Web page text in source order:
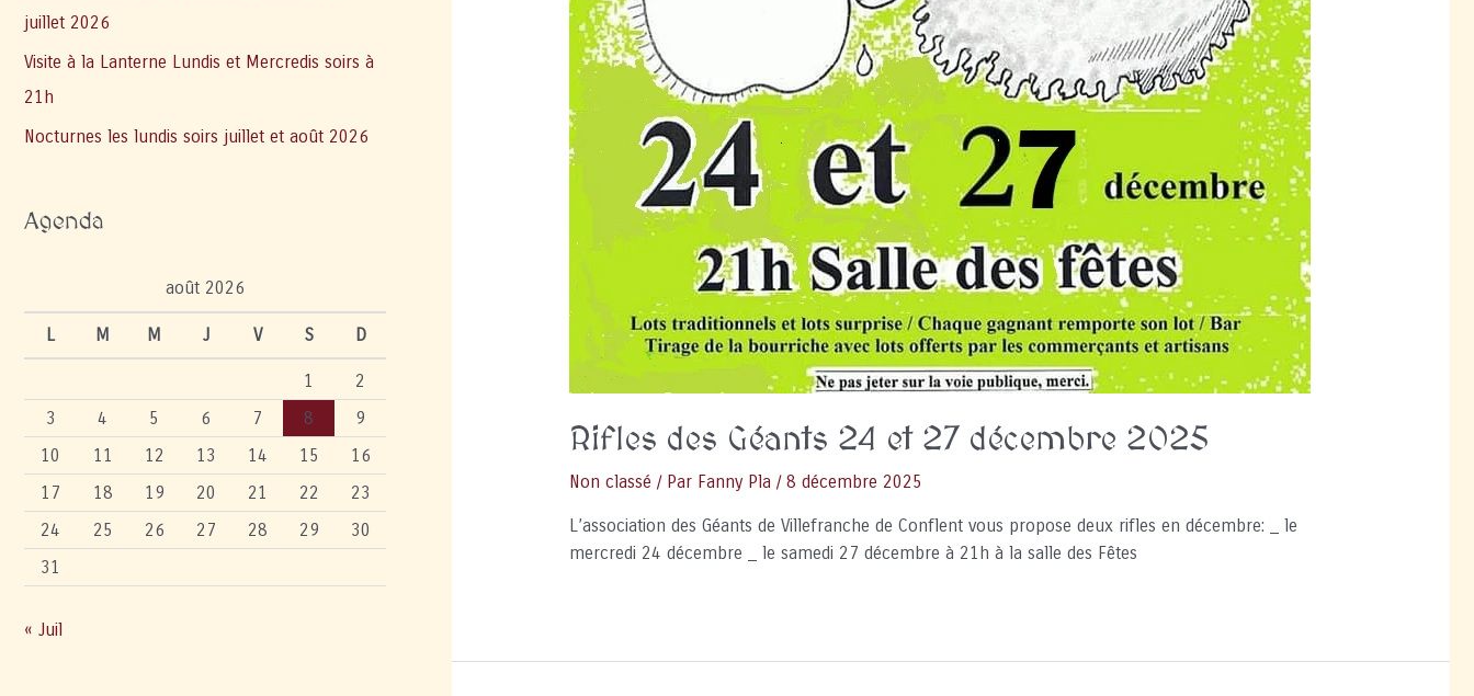
juillet 2026
Visite à la Lanterne Lundis et Mercredis soirs à
21h
Nocturnes les lundis soirs juillet et août 2026
Agenda
août 2026
L M M J V S D
1
2
3
4 5 6 7 8
9
10
11 12 13 14 15
16
17
18 19 20 21 22
23
24
25 26 27 28 29
30
31
« Juil
Rifles des Géants 24 et 27 décembre 2025
Non classé / Par Fanny Pla / 8 décembre 2025
L’association des Géants de Villefranche de Conflent vous propose deux rifles en décembre: _ le
mercredi 24 décembre _ le samedi 27 décembre à 21h à la salle des Fêtes